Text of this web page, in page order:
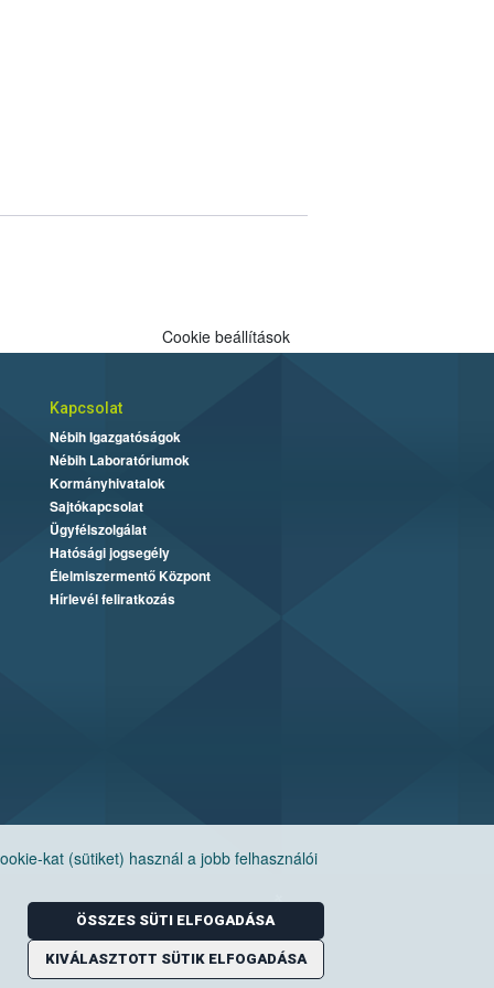
kat (sütiket) használ a jobb felhasználói
ÖSSZES SÜTI ELFOGADÁSA
KIVÁLASZTOTT SÜTIK ELFOGADÁSA
Cookie beállítások
Kapcsolat
Nébih Igazgatóságok
Nébih Laboratóriumok
Kormányhivatalok
Sajtókapcsolat
Ügyfélszolgálat
Hatósági jogsegély
Élelmiszermentő Központ
Hírlevél feliratkozás